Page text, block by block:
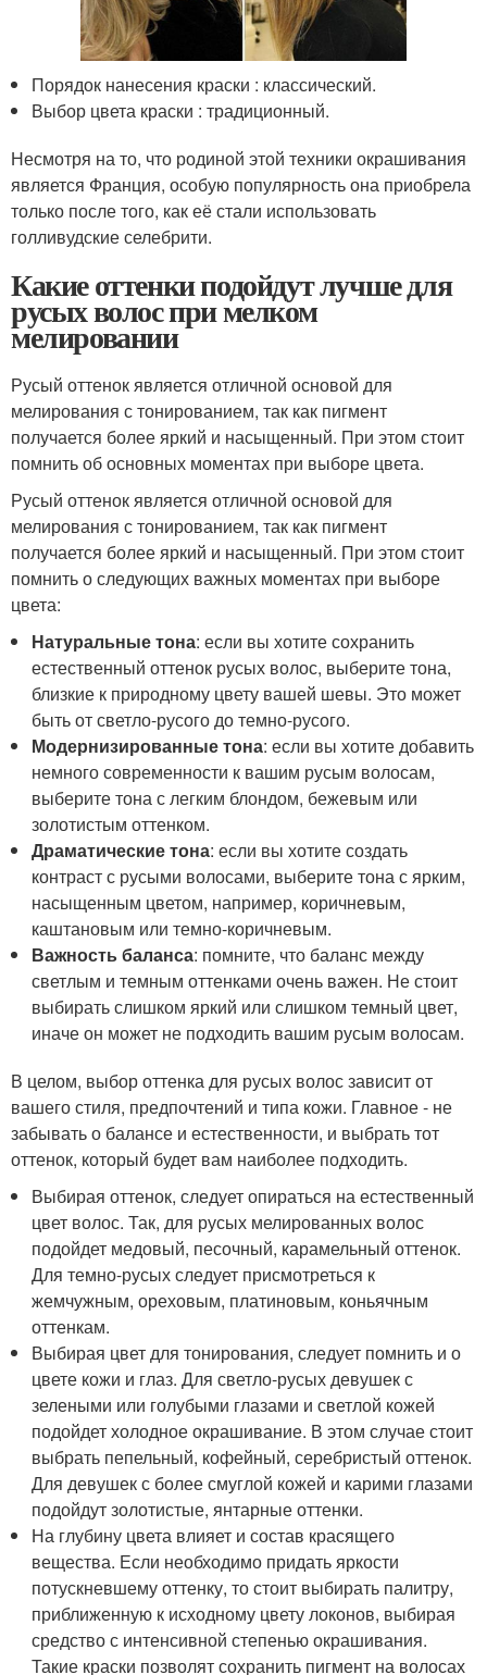
Порядок нанесения краски : классический.
Выбор цвета краски : традиционный.
Несмотря на то, что родиной этой техники окрашивания
является Франция, особую популярность она приобрела
только после того, как её стали использовать
голливудские селебрити.
Какие оттенки подойдут лучше для
русых волос при мелком
мелировании
Русый оттенок является отличной основой для
мелирования с тонированием, так как пигмент
получается более яркий и насыщенный. При этом стоит
помнить об основных моментах при выборе цвета.
Русый оттенок является отличной основой для
мелирования с тонированием, так как пигмент
получается более яркий и насыщенный. При этом стоит
помнить о следующих важных моментах при выборе
цвета:
Натуральные тона: если вы хотите сохранить
естественный оттенок русых волос, выберите тона,
близкие к природному цвету вашей шевы. Это может
быть от светло-русого до темно-русого.
Модернизированные тона: если вы хотите добавить
немного современности к вашим русым волосам,
выберите тона с легким блондом, бежевым или
золотистым оттенком.
Драматические тона: если вы хотите создать
контраст с русыми волосами, выберите тона с ярким,
насыщенным цветом, например, коричневым,
каштановым или темно-коричневым.
Важность баланса: помните, что баланс между
светлым и темным оттенками очень важен. Не стоит
выбирать слишком яркий или слишком темный цвет,
иначе он может не подходить вашим русым волосам.
В целом, выбор оттенка для русых волос зависит от
вашего стиля, предпочтений и типа кожи. Главное - не
забывать о балансе и естественности, и выбрать тот
оттенок, который будет вам наиболее подходить.
Выбирая оттенок, следует опираться на естественный
цвет волос. Так, для русых мелированных волос
подойдет медовый, песочный, карамельный оттенок.
Для темно-русых следует присмотреться к
жемчужным, ореховым, платиновым, коньячным
оттенкам.
Выбирая цвет для тонирования, следует помнить и о
цвете кожи и глаз. Для светло-русых девушек с
зелеными или голубыми глазами и светлой кожей
подойдет холодное окрашивание. В этом случае стоит
выбрать пепельный, кофейный, серебристый оттенок.
Для девушек с более смуглой кожей и карими глазами
подойдут золотистые, янтарные оттенки.
На глубину цвета влияет и состав красящего
вещества. Если необходимо придать яркости
потускневшему оттенку, то стоит выбирать палитру,
приближенную к исходному цвету локонов, выбирая
средство с интенсивной степенью окрашивания.
Такие краски позволят сохранить пигмент на волосах